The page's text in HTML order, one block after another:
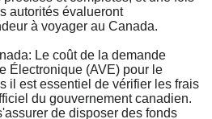
autorités évalueront
à voyager au Canada.
Le coût de la demande
Électronique (AVE) pour le
il est essentiel de vérifier les frais
du gouvernement canadien.
de disposer des fonds